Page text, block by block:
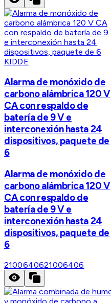
KIDDE
Alarma de monóxido de
carbono alámbrica 120 V
CA con respaldo de
batería de 9 V e
interconexión hasta 24
dispositivos, paquete de
6
Alarma de monóxido de
carbono alámbrica 120 V
CA con respaldo de
batería de 9 V e
interconexión hasta 24
dispositivos, paquete de
6
2100640621006406